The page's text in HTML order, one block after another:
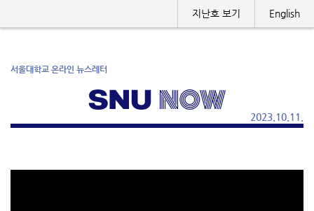
English
지난호 보기
서울대학교 온라인 뉴스레터
2023.10.11.